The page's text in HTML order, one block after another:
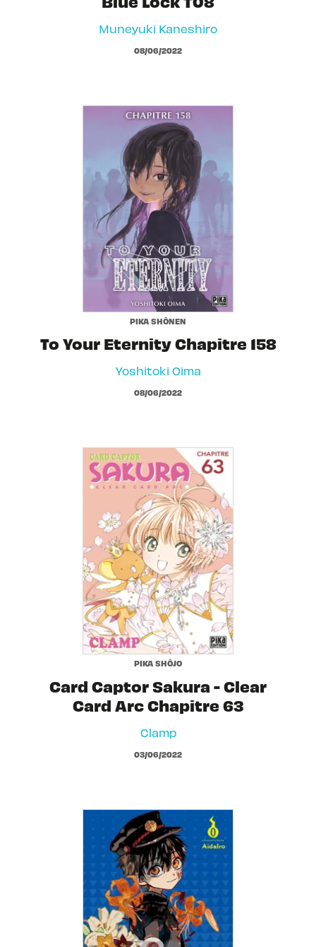
Muneyuki Kaneshiro
08/06/2022
PIKA SHÔNEN
To Your Eternity Chapitre 158
Yoshitoki Oima
08/06/2022
PIKA SHÔJO
Card Captor Sakura - Clear
Card Arc Chapitre 63
Clamp
03/06/2022